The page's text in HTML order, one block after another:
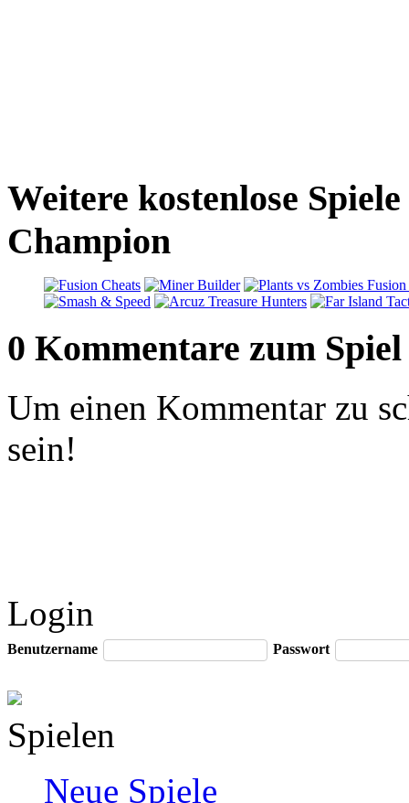
Weitere kostenlose
Champion
0 Kommentare zum Spiel
Um einen Kommentar zu
sein!
Login
Benutzername Passwort
Spielen
Neue Spiele